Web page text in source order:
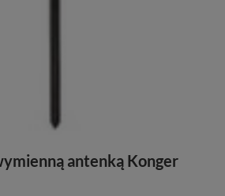
antenką Konger